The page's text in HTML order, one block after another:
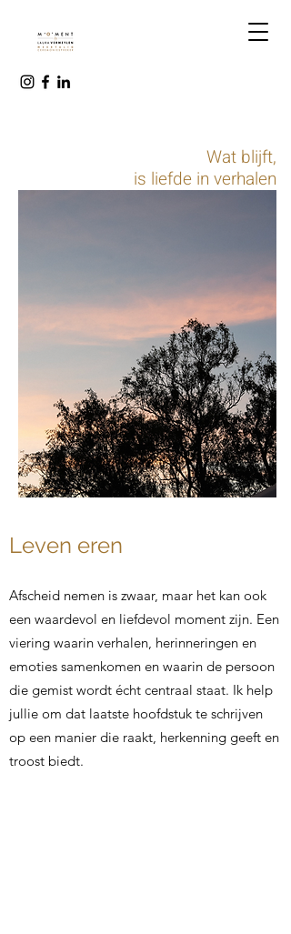
Wat blijft,
is liefde in verhalen
Leven eren
Afscheid nemen is zwaar, maar het kan ook
een waardevol en liefdevol moment zijn. Een
viering waarin verhalen, herinneringen en
emoties samenkomen en waarin de persoon
die gemist wordt écht centraal staat. Ik help
jullie om dat laatste hoofdstuk te schrijven
op een manier die raakt, herkenning geeft en
troost biedt.